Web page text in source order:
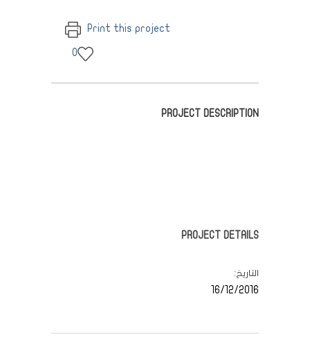
Print this project
0
PROJECT DESCRIPTION
PROJECT DETAILS
التاريخ
16/12/2016